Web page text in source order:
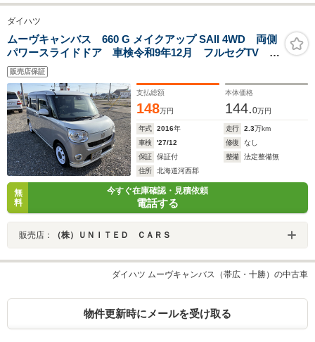
ダイハツ
ムーヴキャンバス 660 G メイクアップ SAII 4WD 両側
パワースライドドア 車検令和9年12月 フルセグTV バ
ックカメラ プッシュスタートモデル 修復歴無し
販売店保証
支払総額
148万円
本体価格
144.0万円
年式 2016年 走行 2.3万km
車検
'27/12 修復
なし
保証
保証付 整備
法定整備無
住所
北海道河西郡
無
料
今すぐ在庫確認・見積依頼
電話する
販売店： （株）ＵＮＩＴＥＤ ＣＡＲＳ
ダイハツ ムーヴキャンバス（帯広・十勝）の中古車
物件更新時にメールを受け取る